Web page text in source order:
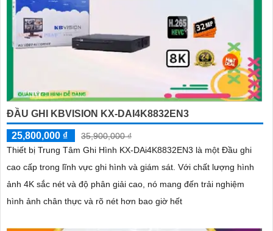
ĐẦU GHI KBVISION KX-DAI4K8832EN3
25,800,000 ₫
35,900,000 ₫
Thiết bị Trung Tâm Ghi Hình KX-DAi4K8832EN3 là một Đầu ghi
cao cấp trong lĩnh vực ghi hình và giám sát. Với chất lượng hình
ảnh 4K sắc nét và độ phân giải cao, nó mang đến trải nghiệm
hình ảnh chân thực và rõ nét hơn bao giờ hết